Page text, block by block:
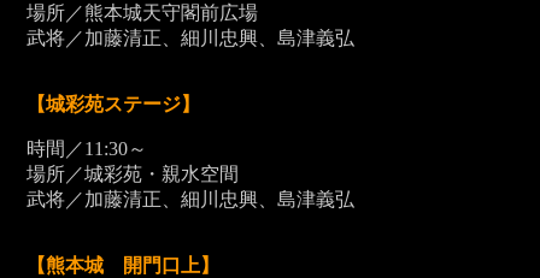
場所／熊本城天守閣前広場
武将／加藤清正、細川忠興、島津義弘
【城彩苑ステージ】
時間／11:30～
場所／城彩苑・親水空間
武将／加藤清正、細川忠興、島津義弘
【熊本城 開門口上】